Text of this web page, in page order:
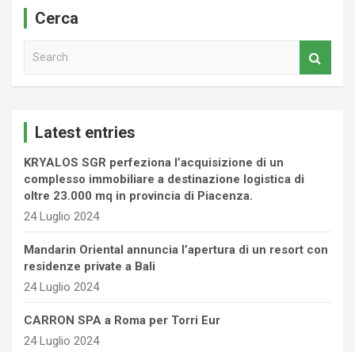
Cerca
Latest entries
KRYALOS SGR perfeziona l’acquisizione di un
complesso immobiliare a destinazione logistica di
oltre 23.000 mq in provincia di Piacenza.
24 Luglio 2024
Mandarin Oriental annuncia l’apertura di un resort con
residenze private a Bali
24 Luglio 2024
CARRON SPA a Roma per Torri Eur
24 Luglio 2024